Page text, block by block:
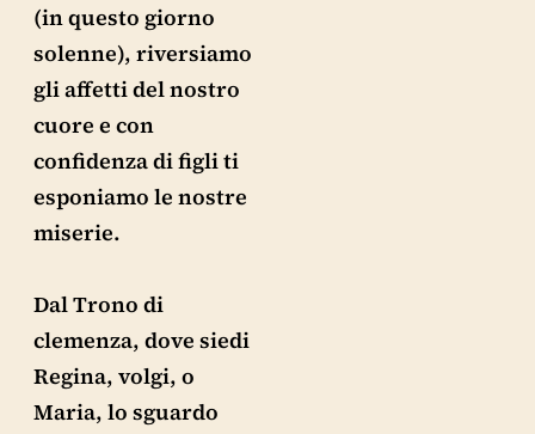
(in questo giorno
solenne), riversiamo
gli affetti del nostro
cuore e con
confidenza di figli ti
esponiamo le nostre
miserie.
Dal Trono di
clemenza, dove siedi
Regina, volgi, o
Maria, lo sguardo